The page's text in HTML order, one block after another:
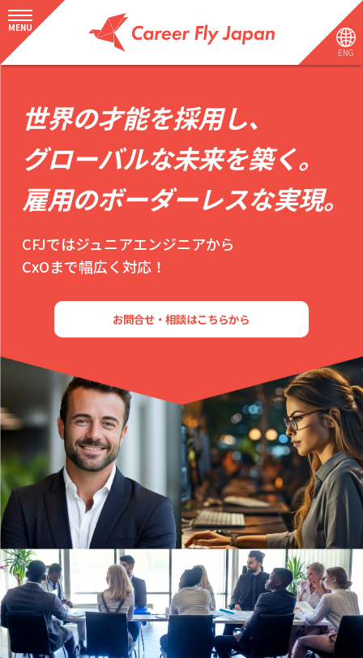
ENG
MENU
世界の才能を採用し、
グローバルな未来を築く。
雇用のボーダーレスな実現。
CFJではジュニアエンジニアから
CxOまで幅広く対応！
お問合せ・相談はこちらから